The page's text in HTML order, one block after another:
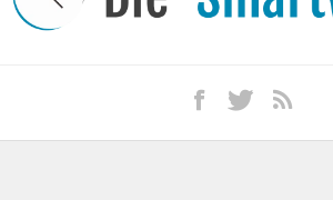
Impressum
iPhone kaufen